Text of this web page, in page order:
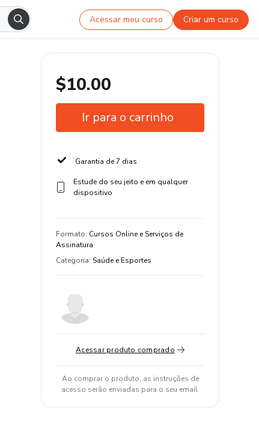
Acessar meu curso Criar um curso
$10.00
Ir para o carrinho
Garantia de 7 dias
Estude do seu jeito e em qualquer
dispositivo
Formato: Cursos Online e Serviços de
Assinatura
Categoria: Saúde e Esportes
Acessar produto comprado
Ao comprar o produto, as instruções de
acesso serão enviadas para o seu email.